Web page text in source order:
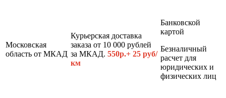
Московская
область от МКАД
Курьерская доставка
заказа от 10 000 рублей
за МКАД. 550р.+ 25 руб/
км
Банковской
картой
Безналичный
расчет для
юридических и
физических лиц